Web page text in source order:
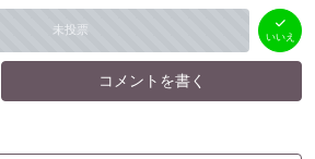
未投票
いいえ
（ 0件）
いいえ
コメントを書く